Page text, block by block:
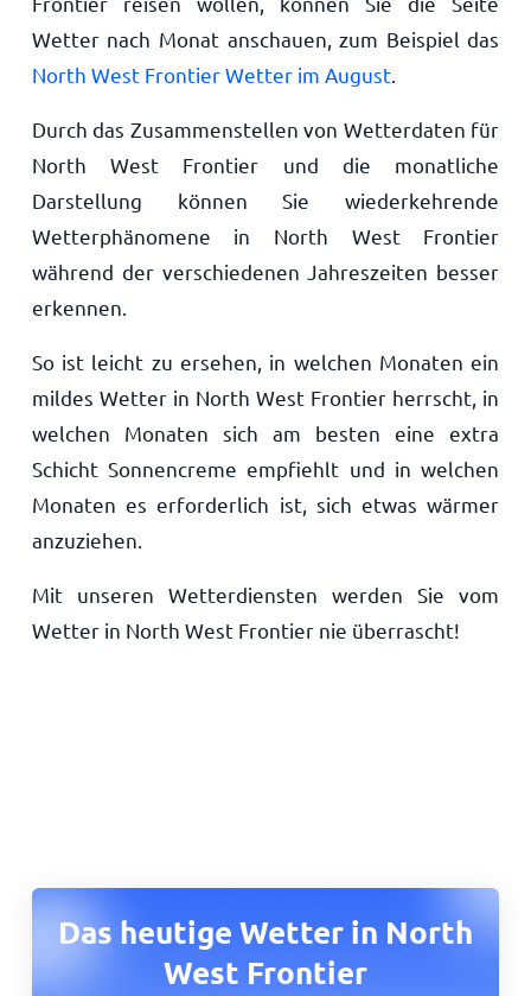
Wetter nach Monat anschauen, zum Beispiel das
North West Frontier Wetter im August.
Durch das Zusammenstellen von Wetterdaten für
North West Frontier und die monatliche
Darstellung können Sie wiederkehrende
Wetterphänomene in North West Frontier
während der verschiedenen Jahreszeiten besser
erkennen.
So ist leicht zu ersehen, in welchen Monaten ein
mildes Wetter in North West Frontier herrscht, in
welchen Monaten sich am besten eine extra
Schicht Sonnencreme empfiehlt und in welchen
Monaten es erforderlich ist, sich etwas wärmer
anzuziehen.
Mit unseren Wetterdiensten werden Sie vom
Wetter in North West Frontier nie überrascht!
Das heutige Wetter in North
West Frontier